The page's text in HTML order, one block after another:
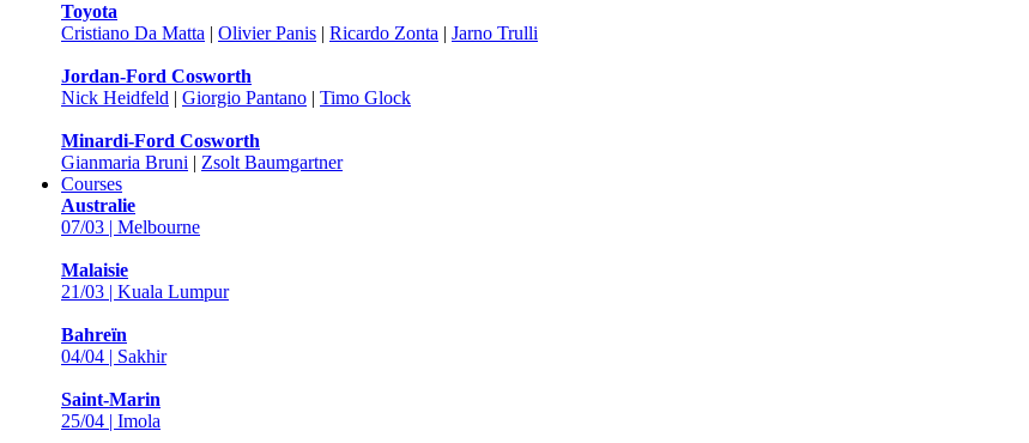
Toyota
Cristiano Da Matta | Olivier Panis | Ricardo Zonta | Jarno Trulli
Jordan-Ford Cosworth
Nick Heidfeld | Giorgio Pantano | Timo Glock
Minardi-Ford Cosworth
Gianmaria Bruni | Zsolt Baumgartner
Courses
Australie
07/03 | Melbourne
Malaisie
21/03 | Kuala Lumpur
Bahreïn
04/04 | Sakhir
Saint-Marin
25/04 | Imola